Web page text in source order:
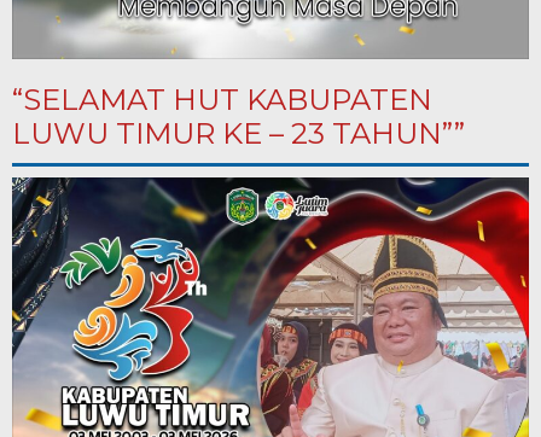
“SELAMAT HUT KABUPATEN
LUWU TIMUR KE – 23 TAHUN””